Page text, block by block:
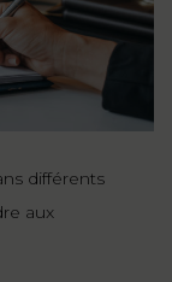
différents
aux